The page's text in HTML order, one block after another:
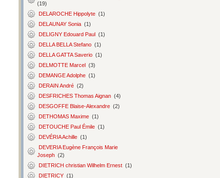
(19)
DELAROCHE Hippolyte (1)
DELAUNAY Sonia (1)
DELIGNY Edouard Paul (1)
DELLA BELLA Stefano (1)
DELLA GATTA Saverio (1)
DELMOTTE Marcel (3)
DEMANGE Adolphe (1)
DERAIN André (2)
DESFRICHES Thomas Aignan (4)
DESGOFFE Blaise-Alexandre (2)
DETHOMAS Maxime (1)
DETOUCHE Paul Émile (1)
DEVÉRIA Achille (1)
DEVERIA Eugène François Marie
Joseph (2)
DIETRICH christian Wilhelm Ernest (1)
DIETRICY (1)